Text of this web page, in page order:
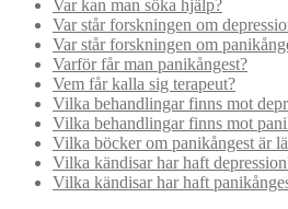
Var kan man söka hjälp?
Var står forskningen om
Var står forskningen om
Varför får man panikångest?
Vem får kalla sig terapeut?
Vilka behandlingar finns mot
Vilka behandlingar finns mot
Vilka böcker om panikångest är
Vilka kändisar har haft
Vilka kändisar har haft